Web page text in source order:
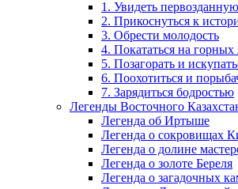
1. Увидеть
2. Прикоснуться к
3. Обрести молодость
4. Покататься на
5. Позагорать и
6. Поохотиться и
7. Зарядиться бодростью
Легенды Восточного
Легенда об Иртыше
Легенда о сокровищах
Легенда о долине
Легенда о золоте Береля
Легенда о загадочных